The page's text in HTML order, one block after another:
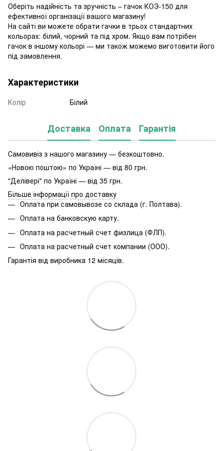
Оберіть надійність та зручність – гачок КОЭ-150 для
ефективної організації вашого магазину!
На сайті ви можете обрати гачки в трьох стандартних
кольорах: білий, чорний та під хром. Якщо вам потрібен
гачок в іншому кольорі — ми також можемо виготовити його
під замовлення.
Характеристики
Колір Білий
Доставка Оплата Гарантія
Самовивіз з нашого магазину — безкоштовно.
«Новою поштою» по Україні — від 80 грн.
"Делівері" по Україні — від 35 грн.
Більше інформації про доставку
Оплата при самовывозе со склада (г. Полтава).
Оплата на банковскую карту.
Оплата на расчетный счет физлица (ФЛП).
Оплата на расчетный счет компании (ООО).
Гарантія від виробника 12 місяців.